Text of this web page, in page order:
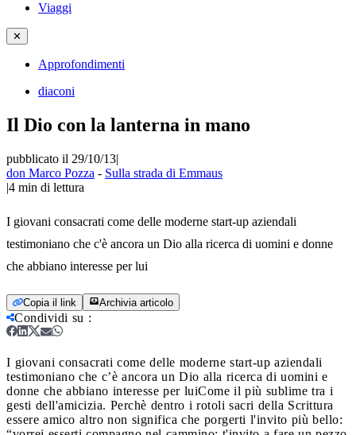
Viaggi
✕
Approfondimenti
diaconi
Il Dio con la lanterna in mano
pubblicato il 29/10/13|
don Marco Pozza - Sulla strada di Emmaus
|4 min di lettura
I giovani consacrati come delle moderne start-up aziendali
testimoniano che c'è ancora un Dio alla ricerca di uomini e donne
che abbiano interesse per lui
Copia il link Archivia articolo
Condividi su :
I giovani consacrati come delle moderne start-up aziendali
testimoniano che c’è ancora un Dio alla ricerca di uomini e
donne che abbiano interesse per luiCome il più sublime tra i
gesti dell'amicizia. Perchè dentro i rotoli sacri della Scrittura
essere amico altro non significa che porgerti l'invito più bello: